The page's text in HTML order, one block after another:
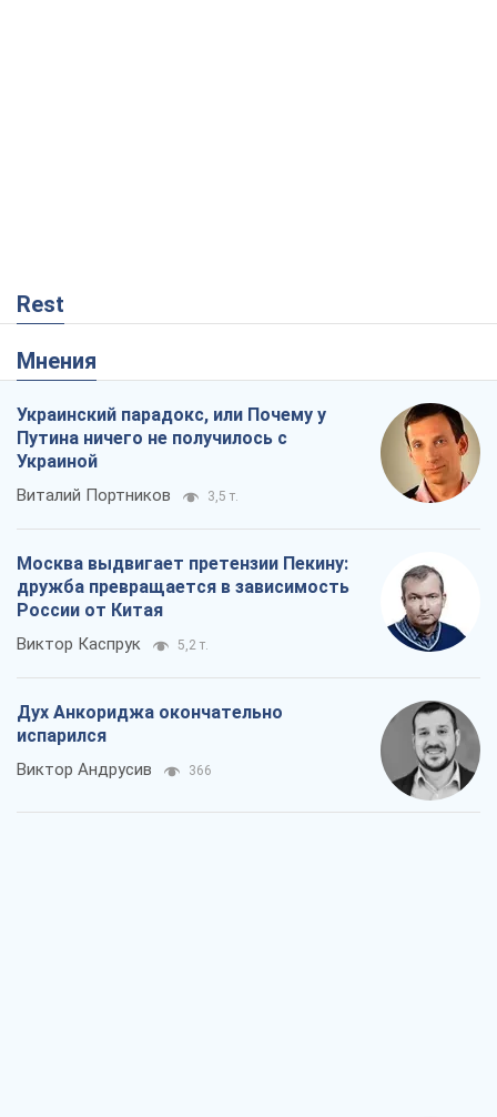
Rest
Мнения
Украинский парадокс, или Почему у
Путина ничего не получилось с
Украиной
Виталий Портников 3,5 т.
Москва выдвигает претензии Пекину:
дружба превращается в зависимость
России от Китая
Виктор Каспрук 5,2 т.
Дух Анкориджа окончательно
испарился
Виктор Андрусив 366